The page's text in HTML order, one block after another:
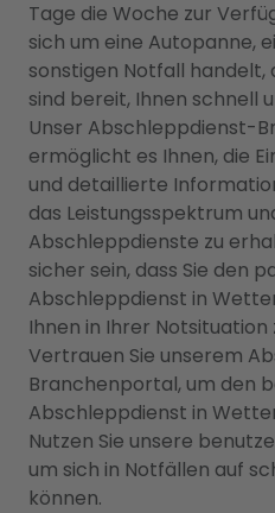
Tage die Woche zur
sich um eine Autopanne,
sonstigen Notfall
sind bereit, Ihnen schnell
Unser Abschleppdienst-
ermöglicht es Ihnen, die
und detaillierte
das Leistungsspektrum
Abschleppdienste zu
sicher sein, dass Sie den
Abschleppdienst in
Ihnen in Ihrer Notsituation
Vertrauen Sie unserem
Branchenportal, um den
Abschleppdienst in
Nutzen Sie unsere
um sich in Notfällen auf
können.